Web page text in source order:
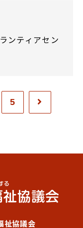
ンティアセン
5
祉協議会